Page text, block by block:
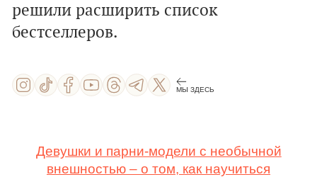
решили расширить список
бестселлеров.
МЫ ЗДЕСЬ
Девушки и парни-модели с необычной
внешностью – о том, как научиться